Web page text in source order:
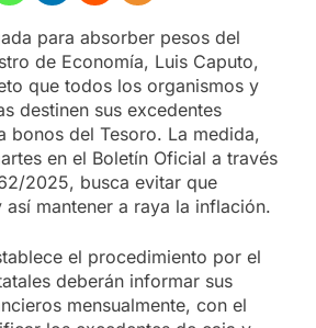
para absorber pesos del
de Economía, Luis Caputo,
que todos los organismos y
destinen sus excedentes
bonos del Tesoro. La medida,
en el Boletín Oficial a través
2025, busca evitar que
así mantener a raya la inflación.
el procedimiento por el
deberán informar sus
mensualmente, con el